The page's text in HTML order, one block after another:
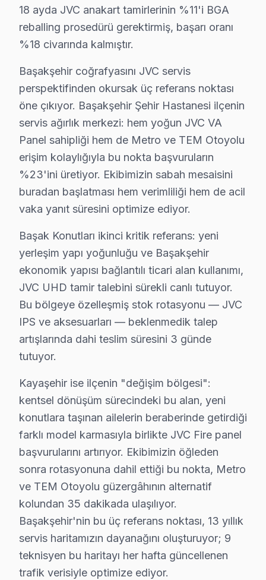
Başakşehir'da JVC Servis Güvencesi – İşçilik
JVC TV Servis Garanti Belgesi – Yazılı ve İmzalı Güvence
Başakşehir'de her onarımda ne sağlıyoruz?
• 2 yıl yazılı işçilik garantisi
• Başakşehir'de kullanılan orijinal parçalar için 2 yıl
• Aynı sorunun tekrarı → Başakşehir'de ücretsiz
• Resmi fatura + garanti belgesi (kağıt/dijital)
Başakşehir'de garanti süreci nasıl işler?
Onarım bittikten sonra Başakşehir servisimizde
Başakşehir'da JVC servisi sonrası güvende olun.
Başakşehir JVC Ekspres Servis – Sabah Ara,
TV arızası beklemez — biz de bekletmeyiz.
Hızlı müdahale garantimiz:
• Ortalama 1-2 saat içinde Başakşehir adresinize
• Başakşehir stoğumuzda hazır yedek parça ile tek
• Başakşehir genelinde hafta sonu ve tatil günlerinde
• Online randevu ve SMS bilgilendirme
• Başakşehir çoklu randevu çakışmasında alternatif
Gün içinde Başakşehir'da JVC servis randevusu
Başakşehir JVC TV Uzmanı – 15 Yıllık Deneyim
Başakşehir'da JVC servis hizmetlerimiz, alanında
Teknisyen kadromuzun özellikleri:
• Başakşehir'de fabrika eğitimli teknik uzmanlar
• Dijital teşhis ekipmanı kullanımı
• Başakşehir servisimizde panel ölçüm ve oscilloskop
• Başakşehir'de müşteri yorumları ile kanıtlanmış
• Sürekli eğitim ve teknoloji takibi
18 ayda JVC anakart tamirlerinin %11'i BGA
reballing prosedürü gerektirmiş, başarı oranı
%18 civarında kalmıştır.
Başakşehir coğrafyasını JVC servis
perspektifinden okursak üç referans noktası
öne çıkıyor. Başakşehir Şehir Hastanesi ilçenin
servis ağırlık merkezi: hem yoğun JVC VA
Panel sahipliği hem de Metro ve TEM Otoyolu
erişim kolaylığıyla bu nokta başvuruların
%23'ini üretiyor. Ekibimizin sabah mesaisini
buradan başlatması hem verimliliği hem de acil
vaka yanıt süresini optimize ediyor.
Başak Konutları ikinci kritik referans: yeni
yerleşim yapı yoğunluğu ve Başakşehir
ekonomik yapısı bağlantılı ticari alan kullanımı,
JVC UHD tamir talebini sürekli canlı tutuyor.
Bu bölgeye özelleşmiş stok rotasyonu — JVC
IPS ve aksesuarları — beklenmedik talep
artışlarında dahi teslim süresini 3 günde
tutuyor.
Kayaşehir ise ilçenin "değişim bölgesi":
kentsel dönüşüm sürecindeki bu alan, yeni
konutlara taşınan ailelerin beraberinde getirdiği
farklı model karmasıyla birlikte JVC Fire panel
başvurularını artırıyor. Ekibimizin öğleden
sonra rotasyonuna dahil ettiği bu nokta, Metro
ve TEM Otoyolu güzergâhının alternatif
kolundan 35 dakikada ulaşılıyor.
Başakşehir'nin bu üç referans noktası, 13 yıllık
servis haritamızın dayanağını oluşturuyor; 9
teknisyen bu haritayı her hafta güncellenen
trafik verisiyle optimize ediyor.